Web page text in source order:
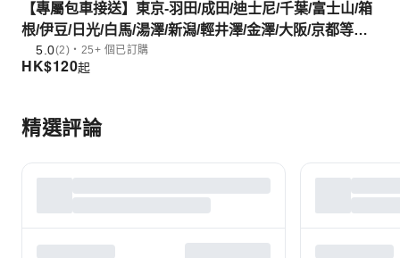
【專屬包車接送】東京-羽田/成田/迪士尼/千葉/富士山/箱
根/伊豆/日光/白馬/湯澤/新潟/輕井澤/金澤/大阪/京都等地
區單程接送
5.0(2)・25+ 個已訂購
HK$120起
精選評論